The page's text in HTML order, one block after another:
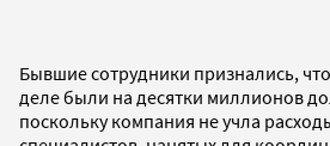
Бывшие сотрудники признались,
деле были на десятки миллионов
поскольку компания не учла